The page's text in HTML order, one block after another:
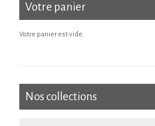
Votre panier
Votre panier est vide.
Nos collections